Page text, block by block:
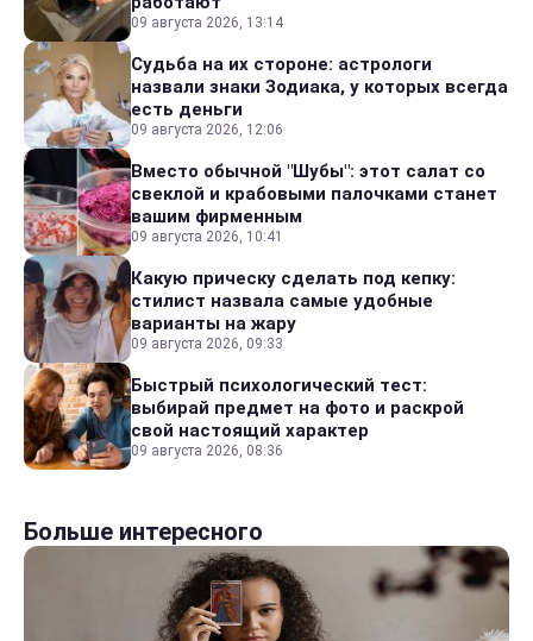
09 августа 2026, 13:14
Судьба на их стороне: астрологи
назвали знаки Зодиака, у которых всегда
есть деньги
09 августа 2026, 12:06
Вместо обычной "Шубы": этот салат со
свеклой и крабовыми палочками станет
вашим фирменным
09 августа 2026, 10:41
Какую прическу сделать под кепку:
стилист назвала самые удобные
варианты на жару
09 августа 2026, 09:33
Быстрый психологический тест:
выбирай предмет на фото и раскрой
свой настоящий характер
09 августа 2026, 08:36
Больше интересного